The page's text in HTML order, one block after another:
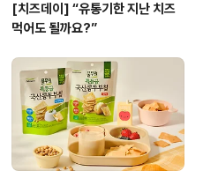
[치즈데이] “유통기한 지난 치즈
먹어도 될까요?”